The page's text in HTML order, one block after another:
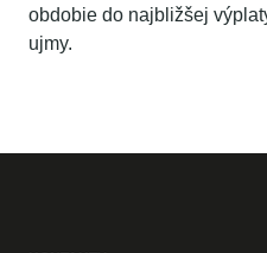
obdobie do najbližšej
ujmy.